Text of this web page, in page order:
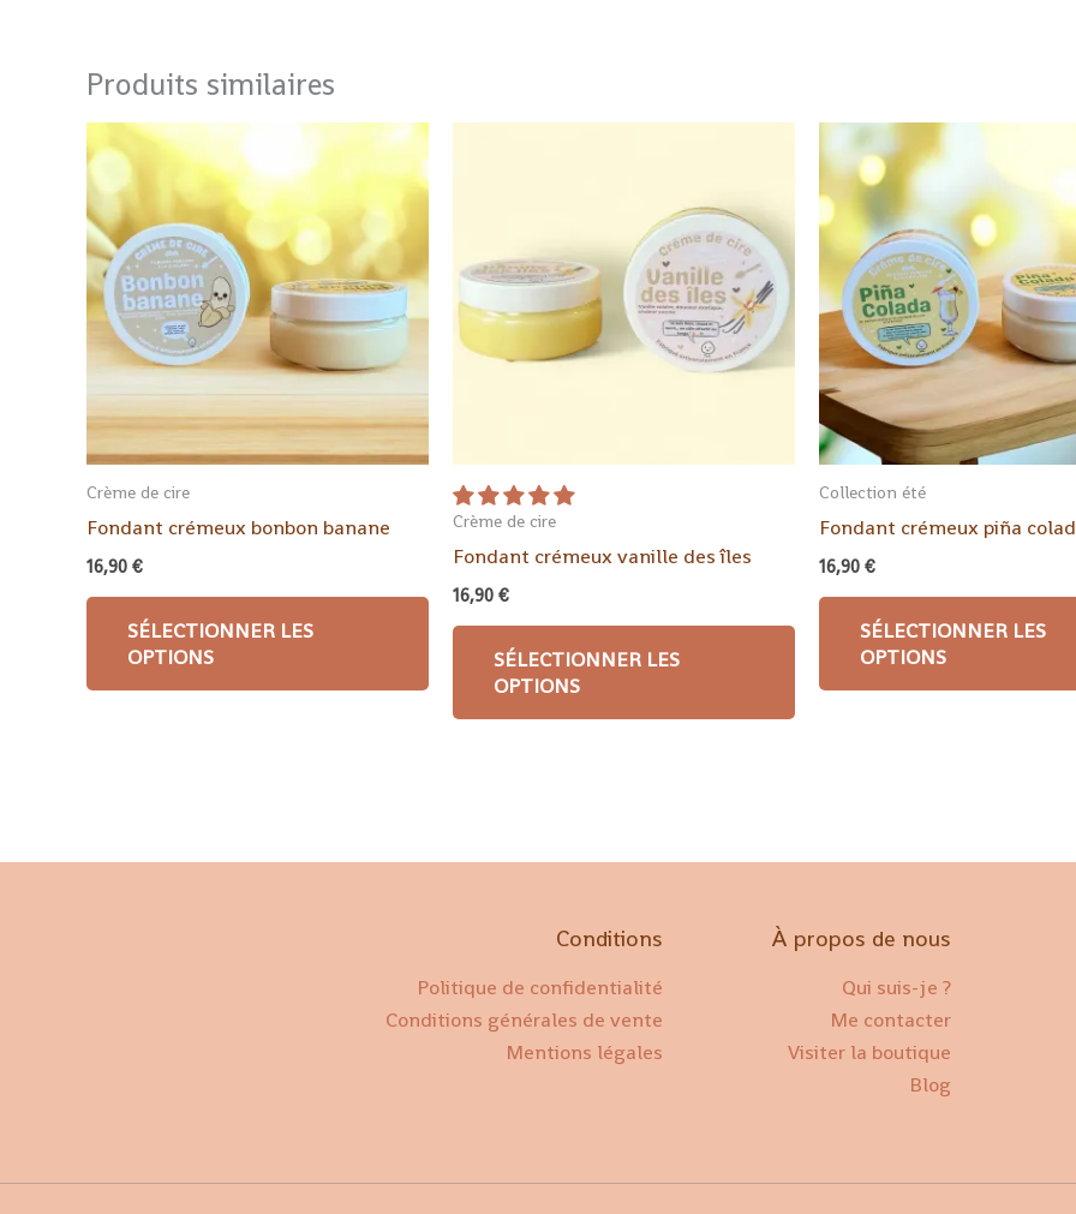
Produits similaires
Crème de cire
Fondant crémeux bonbon banane
16,90 €
SÉLECTIONNER LES
OPTIONS
Crème de cire
Fondant crémeux vanille des îles
16,90 €
SÉLECTIONNER LES
OPTIONS
Collection été
Fondant crémeux piña
16,90 €
SÉLECTIONNER LES
OPTIONS
Conditions
Politique de confidentialité
Conditions générales de vente
Mentions légales
À propos de nous
Qui suis-je ?
Me contacter
Visiter la boutique
Blog